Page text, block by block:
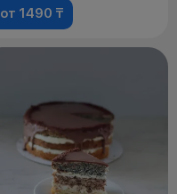
от 1490 ₸